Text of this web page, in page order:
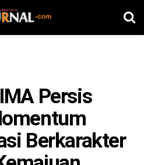
Persis
Berkarakter